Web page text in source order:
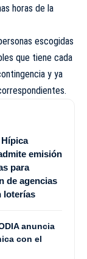
horas de la
escogidas
que tiene cada
y ya
emisión
para
de agencias
loterías
anuncia
con el